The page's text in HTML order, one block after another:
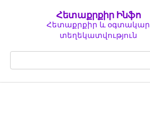
Հետաքրքիր Ինֆո
Հետաքրքիր և օգտակար
տեղեկատվություն